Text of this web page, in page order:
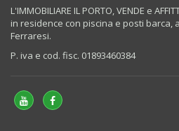
L'IMMOBILIARE IL PORTO, VENDE e
in residence con piscina e posti barca,
Ferraresi.
P. iva e cod. fisc. 01893460384